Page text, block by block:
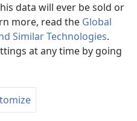
data will ever be sold or
more, read the Global
Similar Technologies.
at any time by going
and Tract Society of Pennsylvania.